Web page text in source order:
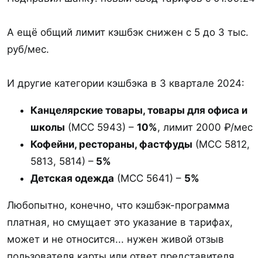
А ещё общий лимит кэшбэк снижен с 5 до 3 тыс.
руб/мес.
И другие категории кэшбэка в 3 квартале 2024:
Канцелярские товары, товары для офиса и
школы (МСС 5943) – 10%, лимит 2000 ₽/мес
Кофейни, рестораны, фастфуды (МСС 5812,
5813, 5814) – 5%
Детская одежда (МСС 5641) – 5%
Любопытно, конечно, что кэшбэк-программа
платная, но смущает это указание в тарифах,
может и не относится... нужен живой отзыв